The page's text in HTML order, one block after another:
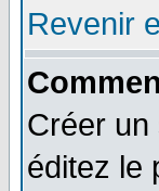
Revenir
Créer un
éditez le